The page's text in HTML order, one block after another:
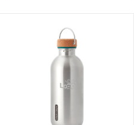
Paraplu's
Outdoor en vrije tijd
Gereedschap en veiligheid
Snoepgoed